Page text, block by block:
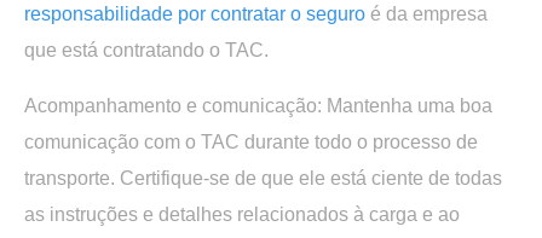
responsabilidade por contratar o seguro é da empresa
que está contratando o TAC.
Acompanhamento e comunicação: Mantenha uma boa
comunicação com o TAC durante todo o processo de
transporte. Certifique-se de que ele está ciente de todas
as instruções e detalhes relacionados à carga e ao